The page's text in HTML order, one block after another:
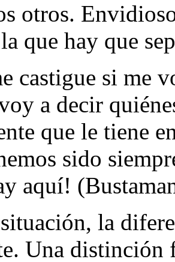
otros.
que hay que
castigue si me
a decir
que le tiene
sido
aquí!
la
Una distinción